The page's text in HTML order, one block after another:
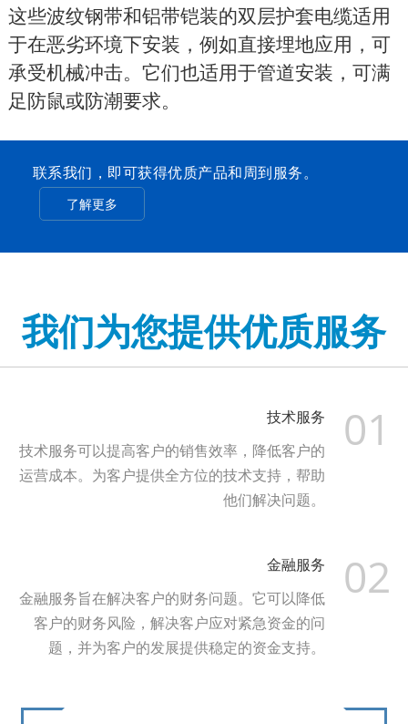
这些波纹钢带和铝带铠装的双层护套电缆适用
于在恶劣环境下安装，例如直接埋地应用，可
承受机械冲击。它们也适用于管道安装，可满
足防鼠或防潮要求。
联系我们，即可获得优质产品和周到服务。
了解更多
我们为您提供优质服务
01
技术服务
技术服务可以提高客户的销售效率，降低客户的
运营成本。为客户提供全方位的技术支持，帮助
他们解决问题。
02
金融服务
金融服务旨在解决客户的财务问题。它可以降低
客户的财务风险，解决客户应对紧急资金的问
题，并为客户的发展提供稳定的资金支持。